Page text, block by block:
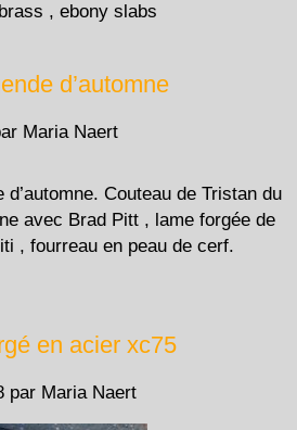
, ebony slabs
d’automne
Maria Naert
d’automne. Couteau de Tristan du
avec Brad Pitt , lame forgée de
, fourreau en peau de cerf.
en acier xc75
par Maria Naert